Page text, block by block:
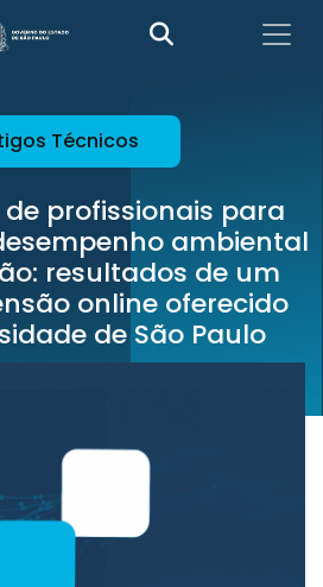
Técnicos
profissionais para
ambiental
resultados de um
online oferecido
de São Paulo